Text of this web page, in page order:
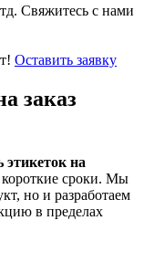
Свяжитесь с нами
Оставить заявку
заказ
этикеток на
сроки. Мы
но и разработаем
в пределах